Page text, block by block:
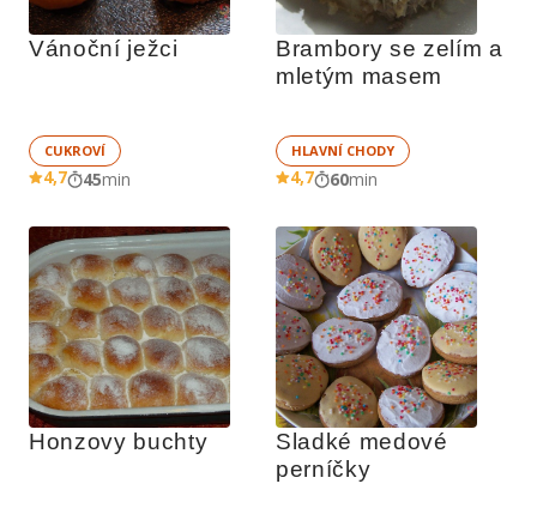
Vánoční ježci
CUKROVÍ
4,7 45min
Brambory se zelím a
mletým masem
HLAVNÍ CHODY
4,7 60min
Honzovy buchty
Sladké medové
perníčky